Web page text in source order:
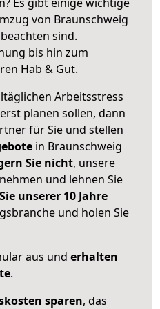
von Braunschweig
sind.
bis hin zum
Hab & Gut.
Arbeitsstress
planen sollen, dann
für Sie und stellen
in Braunschweig
Sie nicht, unsere
und lehnen Sie
unserer 10 Jahre
und holen Sie
aus und erhalten
.
sparen, das